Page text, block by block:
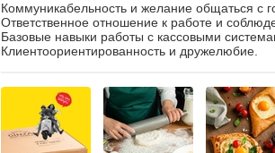
Коммуникабельность и желание общаться с
Ответственное отношение к работе и
Базовые навыки работы с кассовыми
Клиентоориентированность и дружелюбие.